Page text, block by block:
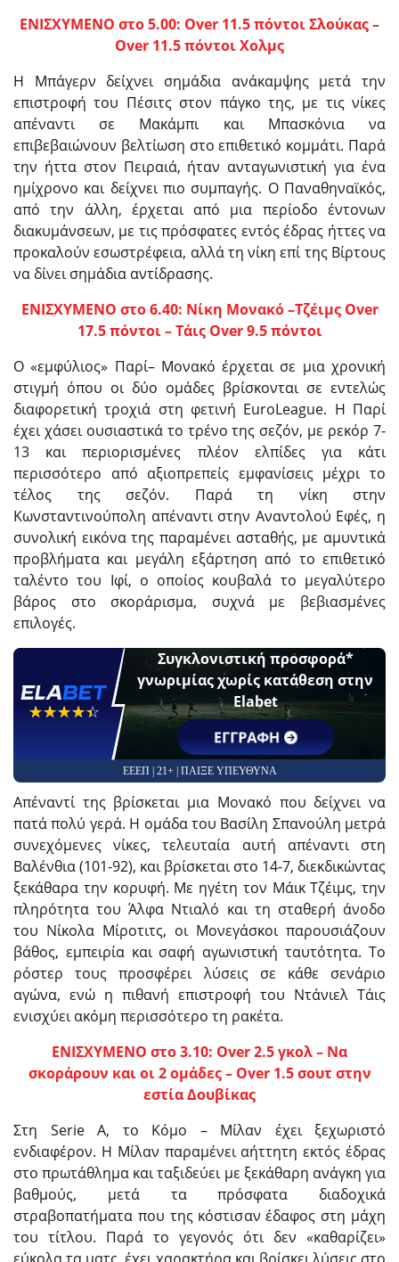
ΕΝΙΣΧΥΜΕΝΟ στο 5.00: Over 11.5 πόντοι Σλούκας –
Over 11.5 πόντοι Χολμς
Η Μπάγερν δείχνει σημάδια ανάκαμψης μετά την
επιστροφή του Πέσιτς στον πάγκο της, με τις νίκες
απέναντι σε Μακάμπι και Μπασκόνια να
επιβεβαιώνουν βελτίωση στο επιθετικό κομμάτι. Παρά
την ήττα στον Πειραιά, ήταν ανταγωνιστική για ένα
ημίχρονο και δείχνει πιο συμπαγής. Ο Παναθηναϊκός,
από την άλλη, έρχεται από μια περίοδο έντονων
διακυμάνσεων, με τις πρόσφατες εντός έδρας ήττες να
προκαλούν εσωστρέφεια, αλλά τη νίκη επί της Βίρτους
να δίνει σημάδια αντίδρασης.
ΕΝΙΣΧΥΜΕΝΟ στο 6.40: Νίκη Μονακό –Τζέιμς Over
17.5 πόντοι – Τάις Over 9.5 πόντοι
Ο «εμφύλιος» Παρί– Μονακό έρχεται σε μια χρονική
στιγμή όπου οι δύο ομάδες βρίσκονται σε εντελώς
διαφορετική τροχιά στη φετινή EuroLeague. Η Παρί
έχει χάσει ουσιαστικά το τρένο της σεζόν, με ρεκόρ 7-
13 και περιορισμένες πλέον ελπίδες για κάτι
περισσότερο από αξιοπρεπείς εμφανίσεις μέχρι το
τέλος της σεζόν. Παρά τη νίκη στην
Κωνσταντινούπολη απέναντι στην Αναντολού Εφές, η
συνολική εικόνα της παραμένει ασταθής, με αμυντικά
προβλήματα και μεγάλη εξάρτηση από το επιθετικό
ταλέντο του Ιφί, ο οποίος κουβαλά το μεγαλύτερο
βάρος στο σκοράρισμα, συχνά με βεβιασμένες
επιλογές.
☆☆☆☆☆
★★★★★
Συγκλονιστική προσφορά*
γνωριμίας χωρίς κατάθεση στην
Elabet
ΕΓΓΡΑΦΗ
ΕΕΕΠ | 21+ | ΠΑΙΞΕ ΥΠΕΥΘΥΝΑ
Απέναντί της βρίσκεται μια Μονακό που δείχνει να
πατά πολύ γερά. Η ομάδα του Βασίλη Σπανούλη μετρά
συνεχόμενες νίκες, τελευταία αυτή απέναντι στη
Βαλένθια (101-92), και βρίσκεται στο 14-7, διεκδικώντας
ξεκάθαρα την κορυφή. Με ηγέτη τον Μάικ Τζέιμς, την
πληρότητα του Άλφα Ντιαλό και τη σταθερή άνοδο
του Νίκολα Μίροτιτς, οι Μονεγάσκοι παρουσιάζουν
βάθος, εμπειρία και σαφή αγωνιστική ταυτότητα. Το
ρόστερ τους προσφέρει λύσεις σε κάθε σενάριο
αγώνα, ενώ η πιθανή επιστροφή του Ντάνιελ Τάις
ενισχύει ακόμη περισσότερο τη ρακέτα.
ΕΝΙΣΧΥΜΕΝΟ στο 3.10: Over 2.5 γκολ – Να
σκοράρουν και οι 2 ομάδες – Over 1.5 σουτ στην
εστία Δουβίκας
Στη Serie A, το Κόμο – Μίλαν έχει ξεχωριστό
ενδιαφέρον. Η Μίλαν παραμένει αήττητη εκτός έδρας
στο πρωτάθλημα και ταξιδεύει με ξεκάθαρη ανάγκη για
βαθμούς, μετά τα πρόσφατα διαδοχικά
στραβοπατήματα που της κόστισαν έδαφος στη μάχη
του τίτλου. Παρά το γεγονός ότι δεν «καθαρίζει»